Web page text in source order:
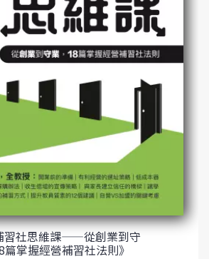
習社思維課——從創業到守
篇掌握經營補習社法則》